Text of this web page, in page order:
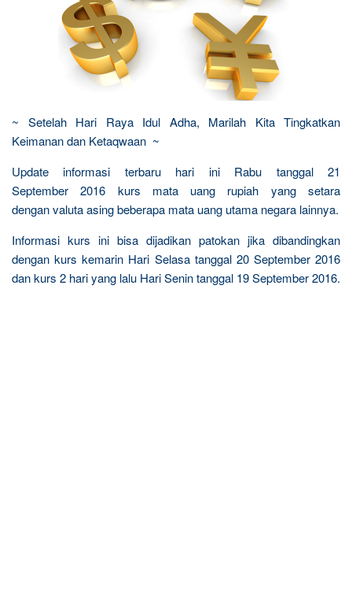
~ Setelah Hari Raya Idul Adha, Marilah Kita Tingkatkan
Keimanan dan Ketaqwaan ~
Update informasi terbaru hari ini Rabu tanggal 21
September 2016 kurs mata uang rupiah yang setara
dengan valuta asing beberapa mata uang utama negara lainnya.
Informasi kurs ini bisa dijadikan patokan jika dibandingkan
dengan kurs kemarin Hari Selasa tanggal 20 September 2016
dan kurs 2 hari yang lalu Hari Senin tanggal 19 September 2016.